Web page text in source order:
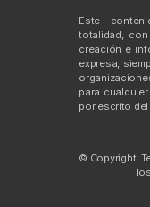
Este
totalidad,
creación e
expresa,
para
por escrito del
© Copyright.